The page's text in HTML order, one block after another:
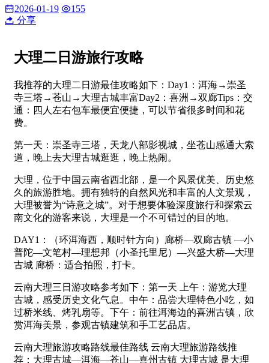
2026-01-19
155
分享
大理二日游旅行攻略
我推荐的大理二日游最佳攻略如下：Day1：洱海→崇圣
寺三塔→苍山→大理古城丰富Day2：喜洲→双廊Tips：交
通：四人左右包车最便宜便捷，可以节省很多时间和花
费。
第一天：崇圣寺三塔，天龙八部影视城，坐苍山感通大索
道，晚上去大理古城逛逛，晚上热闹。
大理，位于中国云南省西北部，是一个风景优美、历史悠
久的旅游胜地。拥有独特的自然风光和丰富的人文景观，
大理被誉为“诗意之城”。对于想要体验深度旅行和探索云
南文化的游客来说，大理是一个不可错过的目的地。
DAY1：（环洱海西，顺时针方向）廊桥—双廊古镇 —小
普陀—文笔村—理想邦（小圣托里尼）—兴盛大桥—大理
古城 廊桥：适合拍照，打卡。
云南大理三日游攻略参考如下：第一天 上午：游览大理
古城，感受历史文化气息。中午：品尝大理特色小吃，如
过桥米线、烤乳扇等。下午：前往洱海边的喜洲古镇，欣
赏洱海美景，参观古镇建筑和手工艺品店。
云南大理旅游攻略路线最佳路线 云南大理旅游路线推
荐：大理古城—洱海—苍山—喜州古镇 大理古城 是大理